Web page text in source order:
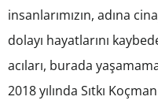
insanlarımızın, adına
dolayı hayatlarını
acıları, burada
2018 yılında Sıtkı